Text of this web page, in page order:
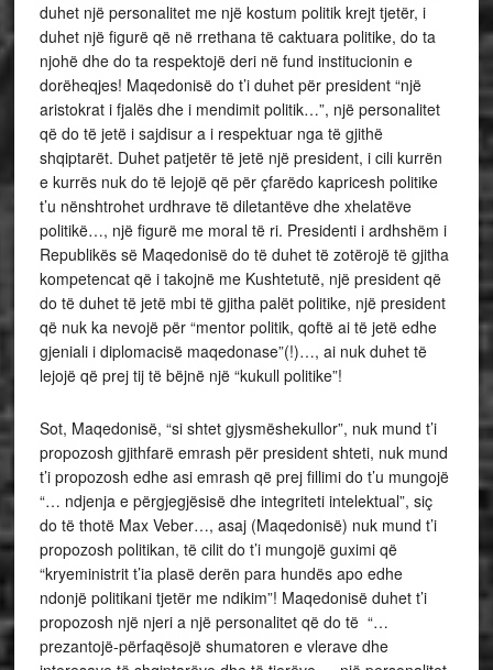
duhet një personalitet me një kostum politik krejt tjetër, i
duhet një figurë që në rrethana të caktuara politike, do ta
njohë dhe do ta respektojë deri në fund institucionin e
dorëheqjes! Maqedonisë do t’i duhet për president “një
aristokrat i fjalës dhe i mendimit politik…”, një personalitet
që do të jetë i sajdisur a i respektuar nga të gjithë
shqiptarët. Duhet patjetër të jetë një president, i cili kurrën
e kurrës nuk do të lejojë që për çfarëdo kapricesh politike
t’u nënshtrohet urdhrave të diletantëve dhe xhelatëve
politikë…, një figurë me moral të ri. Presidenti i ardhshëm i
Republikës së Maqedonisë do të duhet të zotërojë të gjitha
kompetencat që i takojnë me Kushtetutë, një president që
do të duhet të jetë mbi të gjitha palët politike, një president
që nuk ka nevojë për “mentor politik, qoftë ai të jetë edhe
gjeniali i diplomacisë maqedonase”(!)…, ai nuk duhet të
lejojë që prej tij të bëjnë një “kukull politike”!
Sot, Maqedonisë, “si shtet gjysmëshekullor”, nuk mund t’i
propozosh gjithfarë emrash për president shteti, nuk mund
t’i propozosh edhe asi emrash që prej fillimi do t’u mungojë
“… ndjenja e përgjegjësisë dhe integriteti intelektual”, siç
do të thotë Max Veber…, asaj (Maqedonisë) nuk mund t’i
propozosh politikan, të cilit do t’i mungojë guximi që
“kryeministrit t’ia plasë derën para hundës apo edhe
ndonjë politikani tjetër me ndikim”! Maqedonisë duhet t’i
propozosh një njeri a një personalitet që do të “…
prezantojë-përfaqësojë shumatoren e vlerave dhe